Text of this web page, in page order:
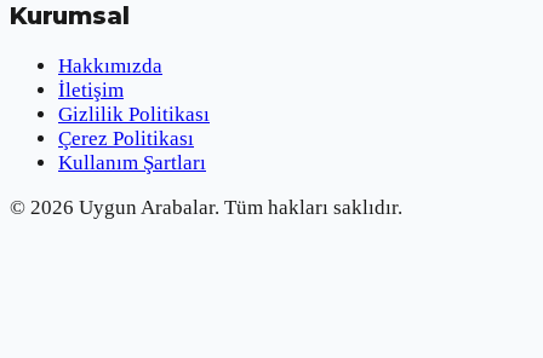
Kurumsal
Hakkımızda
İletişim
Gizlilik Politikası
Çerez Politikası
Kullanım Şartları
© 2026 Uygun Arabalar. Tüm hakları saklıdır.